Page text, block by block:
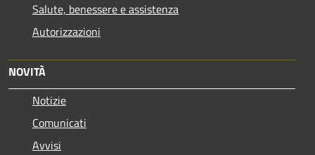
Salute, benessere e assistenza
Autorizzazioni
NOVITÀ
Notizie
Comunicati
Avvisi